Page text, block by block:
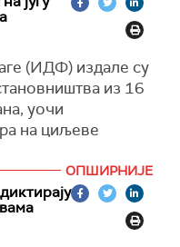
због
руководства
одлука.
детаље
о осетљивим
и да ће САД
искључује
нуклеарног
(ИДФ) издале су
из 16
уочи
на циљеве
јужно од
била
за евакуацију,
ОПШИРНИЈЕ